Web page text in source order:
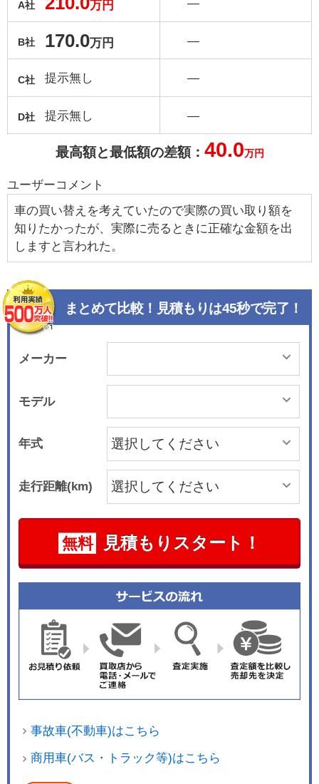
A社 万円
B社 170.0万円
C社 提示無し
D社 提示無し
―
―
―
―
最高額と最低額の差額： 40.0万円
ユーザーコメント
車の買い替えを考えていたので実際の買い取り額を
知りたかったが、実際に売るときに正確な金額を出
しますと言われた。
まとめて比較！見積もりは45秒で完了！
メーカー
モデル
年式
走行距離(km)
無料 見積もりスタート！
事故車(不動車)はこちら
商用車(バス・トラック等)はこちら